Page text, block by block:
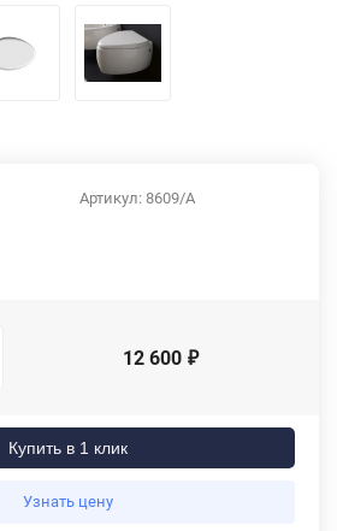
Артикул: 8609/A
12 600 ₽
Купить в 1 клик
Узнать цену